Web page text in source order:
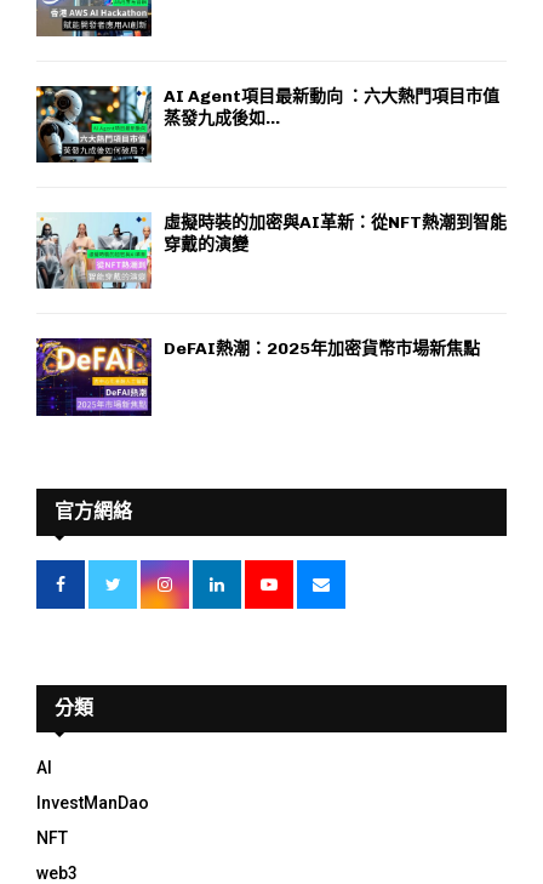
AI Agent項目最新動向 ：六大熱門項目市值
蒸發九成後如...
虛擬時裝的加密與AI革新：從NFT熱潮到智能
穿戴的演變
DeFAI熱潮：2025年加密貨幣市場新焦點
官方網絡
分類
AI
InvestManDao
NFT
web3